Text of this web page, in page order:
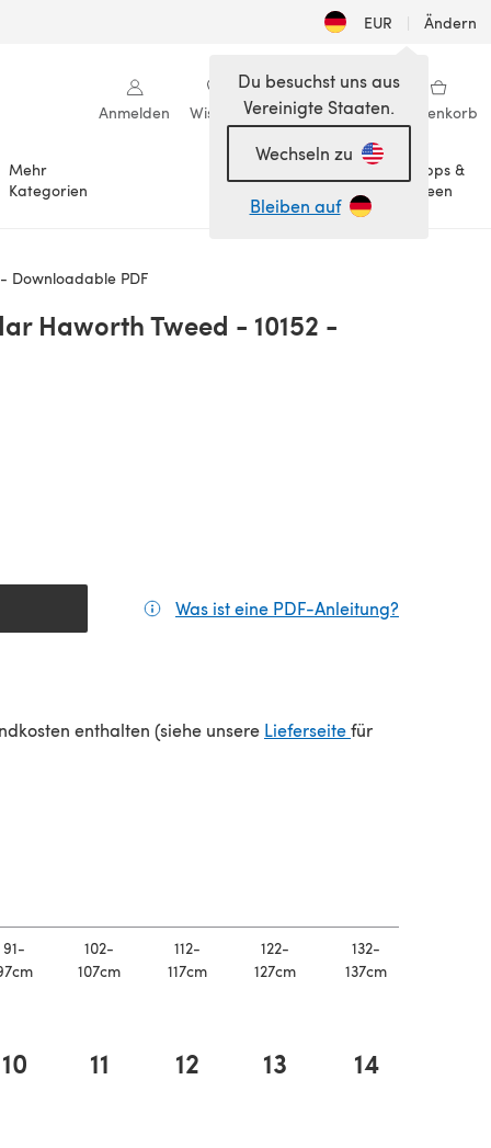
EUR | Ändern
Anmelden Wishlist Meine Bibliothek Warenkorb
Mehr
Kategorien
Anlässe
Tipps &
Ideen
Du besuchst uns aus
Vereinigte Staaten.
Wechseln zu
Bleiben auf
Downloadable PDF
Haworth Tweed - 10152 -
Was ist eine PDF-Anleitung?
enthalten (siehe unsere Lieferseite(öffnet sich in
für
91-
102-
107cm
112-
117cm
122-
127cm
132-
137cm
10 11 12 13 14